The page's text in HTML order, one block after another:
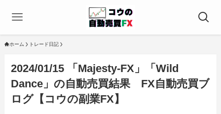
ホーム トレード日記
2024/01/15 「Majesty-FX」「Wild
Dance」の自動売買結果 FX自動売買ブ
ログ【コウの副業FX】